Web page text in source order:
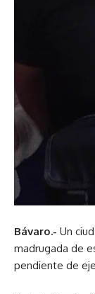
Bávaro.- Un
madrugada de
pendiente de